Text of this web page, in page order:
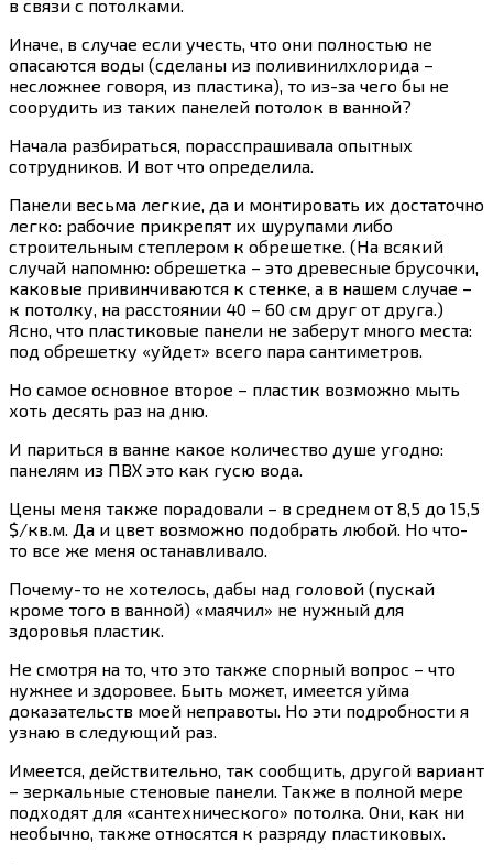
в связи с потолками.
Иначе, в случае если учесть, что они полностью не
опасаются воды (сделаны из поливинилхлорида –
несложнее говоря, из пластика), то из-за чего бы не
соорудить из таких панелей потолок в ванной?
Начала разбираться, порасспрашивала опытных
сотрудников. И вот что определила.
Панели весьма легкие, да и монтировать их достаточно
легко: рабочие прикрепят их шурупами либо
строительным степлером к обрешетке. (На всякий
случай напомню: обрешетка – это древесные брусочки,
каковые привинчиваются к стенке, а в нашем случае –
к потолку, на расстоянии 40 – 60 см друг от друга.)
Ясно, что пластиковые панели не заберут много места:
под обрешетку «уйдет» всего пара сантиметров.
Но самое основное второе – пластик возможно мыть
хоть десять раз на дню.
И париться в ванне какое количество душе угодно:
панелям из ПВХ это как гусю вода.
Цены меня также порадовали – в среднем от 8,5 до 15,5
$/кв.м. Да и цвет возможно подобрать любой. Но что-
то все же меня останавливало.
Почему-то не хотелось, дабы над головой (пускай
кроме того в ванной) «маячил» не нужный для
здоровья пластик.
Не смотря на то, что это также спорный вопрос – что
нужнее и здоровее. Быть может, имеется уйма
доказательств моей неправоты. Но эти подробности я
узнаю в следующий раз.
Имеется, действительно, так сообщить, другой вариант
– зеркальные стеновые панели. Также в полной мере
подходят для «сантехнического» потолка. Они, как ни
необычно, также относятся к разряду пластиковых.